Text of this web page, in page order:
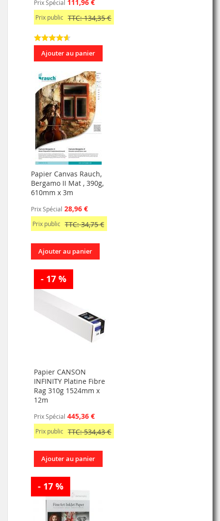
Prix Spécial 111,96 €
Prix public TTC: 134,35 €
Ajouter au panier
Papier Canvas Rauch,
Bergamo II Mat , 390g,
610mm x 3m
Prix Spécial 28,96 €
Prix public TTC: 34,75 €
Ajouter au panier
- 17 %
Papier CANSON
INFINITY Platine Fibre
Rag 310g 1524mm x
12m
Prix Spécial 445,36 €
Prix public TTC: 534,43 €
Ajouter au panier
- 17 %